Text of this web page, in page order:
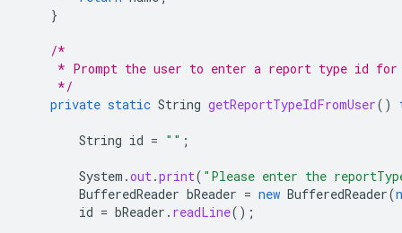
}
/*
* Prompt the user to enter a report type id
     */
private static String getReportTypeIdFromUser()
String id = "" ;
System .out.print( "Please enter the
BufferedReader bReader = new BufferedReader(
id = bReader . readLine();